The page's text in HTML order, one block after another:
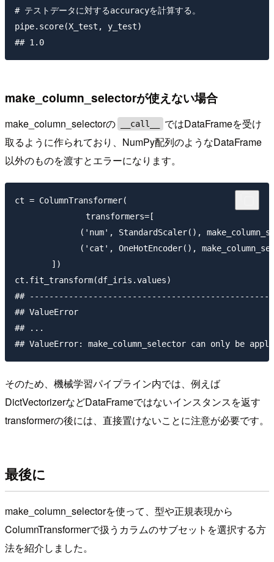
# テストデータに対するaccuracyを計算する。
pipe.score(X_test, y_test)
make_column_selectorが使えない場合
make_column_selectorの __call__
ではDataFrameを受け
取るように作られており、NumPy配列のようなDataFrame
以外のものを渡すとエラーになります。
ct = ColumnTransformer(
    　　　　　　transformers=[
　　　('num', StandardScaler(),
　　　('cat', OneHotEncoder(),
    　　])
ct.fit_transform(df_iris.values)
##
## ValueError
## ...
そのため、機械学習パイプライン内では、例えば
DictVectorizerなどDataFrameではないインスタンスを返す
transformerの後には、直接置けないことに注意が必要です。
最後に
make_column_selectorを使って、型や正規表現から
ColumnTransformerで扱うカラムのサブセットを選択する方
法を紹介しました。